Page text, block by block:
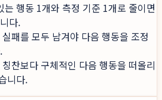
는 행동 1개와 측정 기준 1개로 줄이면
다.
패를 모두 남겨야 다음 행동을 조정
찬보다 구체적인 다음 행동을 떠올리
니다.